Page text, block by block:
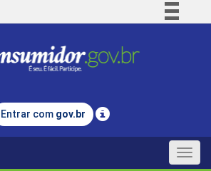
Comunica BR
Legislação
Entrar com gov.br
Toggle